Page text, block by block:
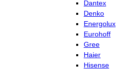
Dantex
Denko
Energolux
Eurohoff
Gree
Haier
Hisense